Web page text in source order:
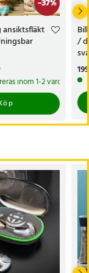
-37%
ansiktsfläkt
pris:299 kr
inom 1-2 vardagar
/